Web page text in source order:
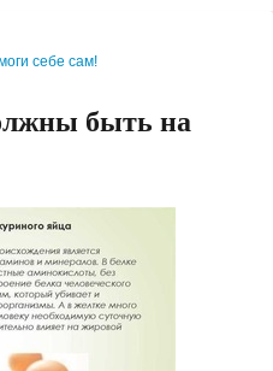
себе сам!
быть на